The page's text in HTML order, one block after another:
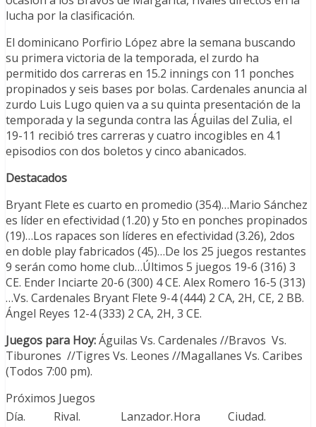
lucha por la clasificación.
El dominicano Porfirio López abre la semana buscando
su primera victoria de la temporada, el zurdo ha
permitido dos carreras en 15.2 innings con 11 ponches
propinados y seis bases por bolas. Cardenales anuncia al
zurdo Luis Lugo quien va a su quinta presentación de la
temporada y la segunda contra las Águilas del Zulia, el
19-11 recibió tres carreras y cuatro incogibles en 4.1
episodios con dos boletos y cinco abanicados.
Destacados
Bryant Flete es cuarto en promedio (354)…Mario Sánchez
es líder en efectividad (1.20) y 5to en ponches propinados
(19)…Los rapaces son líderes en efectividad (3.26), 2dos
en doble play fabricados (45)…De los 25 juegos restantes
9 serán como home club…Últimos 5 juegos 19-6 (316) 3
CE. Ender Inciarte 20-6 (300) 4 CE. Alex Romero 16-5 (313)
…Vs. Cardenales Bryant Flete 9-4 (444) 2 CA, 2H, CE, 2 BB.
Ángel Reyes 12-4 (333) 2 CA, 2H, 3 CE.
Juegos para Hoy:Águilas Vs. Cardenales //Bravos Vs.
Tiburones //Tigres Vs. Leones //Magallanes Vs. Caribes
(Todos 7:00 pm).
Próximos Juegos
Día.
Rival. Lanzador.Hora
Ciudad.